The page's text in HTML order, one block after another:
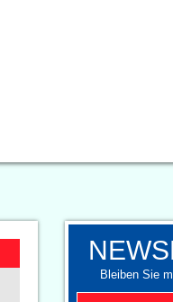
Bleiben Sie